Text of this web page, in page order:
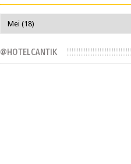
@HOTELCANTIK